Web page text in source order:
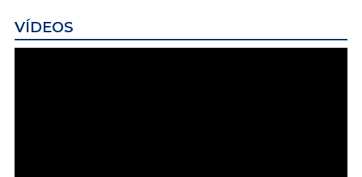
VÍDEOS